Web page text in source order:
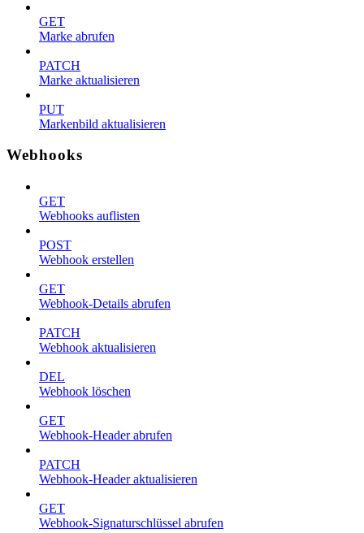
GET
Marke abrufen
PATCH
Marke aktualisieren
PUT
Markenbild aktualisieren
Webhooks
GET
Webhooks auflisten
POST
Webhook erstellen
GET
Webhook-Details abrufen
PATCH
Webhook aktualisieren
DEL
Webhook löschen
GET
Webhook-Header abrufen
PATCH
Webhook-Header aktualisieren
GET
Webhook-Signaturschlüssel abrufen